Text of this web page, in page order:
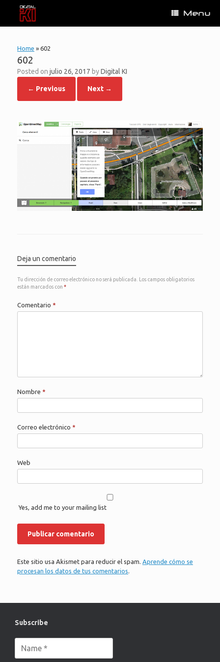
content
Menu
Home » 602
602
Posted on julio 26, 2017 byDigital KI
← Previous Next →
Deja un comentario
Tu dirección de correo electrónico no será publicada.
Los campos obligatorios
están marcados con *
Comentario *
Nombre *
Correo electrónico *
Web
Yes, add me to your mailing list
Este sitio usa Akismet para reducir el spam. Aprende cómo se
procesan los datos de tus comentarios.
Subscribe